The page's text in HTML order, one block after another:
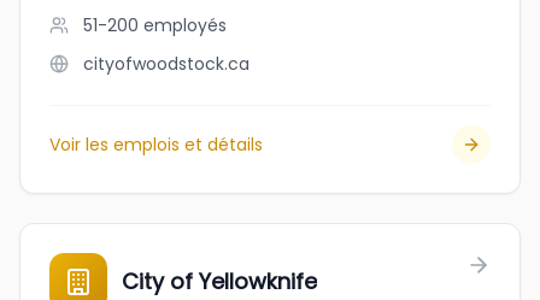
51-200 employés
cityofwoodstock.ca
Voir les emplois et détails
City of Yellowknife